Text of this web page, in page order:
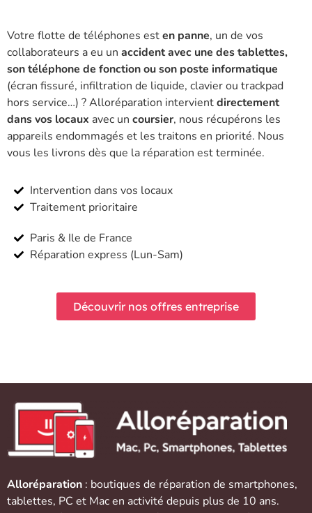
Votre flotte de téléphones esten panne, un de vos
collaborateurs a eu un accident avec une des tablettes,
son téléphone de fonction ou son poste informatique
(écran fissuré, infiltration de liquide, clavier ou trackpad
hors service…) ? Alloréparation intervientdirectement
dans vos locaux avec un coursier, nous récupérons les
appareils endommagés et les traitons en priorité. Nous
vous les livrons dès que la réparation est terminée.
Intervention dans vos locaux
Traitement prioritaire
Paris & Ile de France
Réparation express (Lun-Sam)
Découvrir nos offres entreprise
Alloréparation : boutiques de réparation de smartphones,
tablettes, PC et Macen activité depuis plus de 10 ans.